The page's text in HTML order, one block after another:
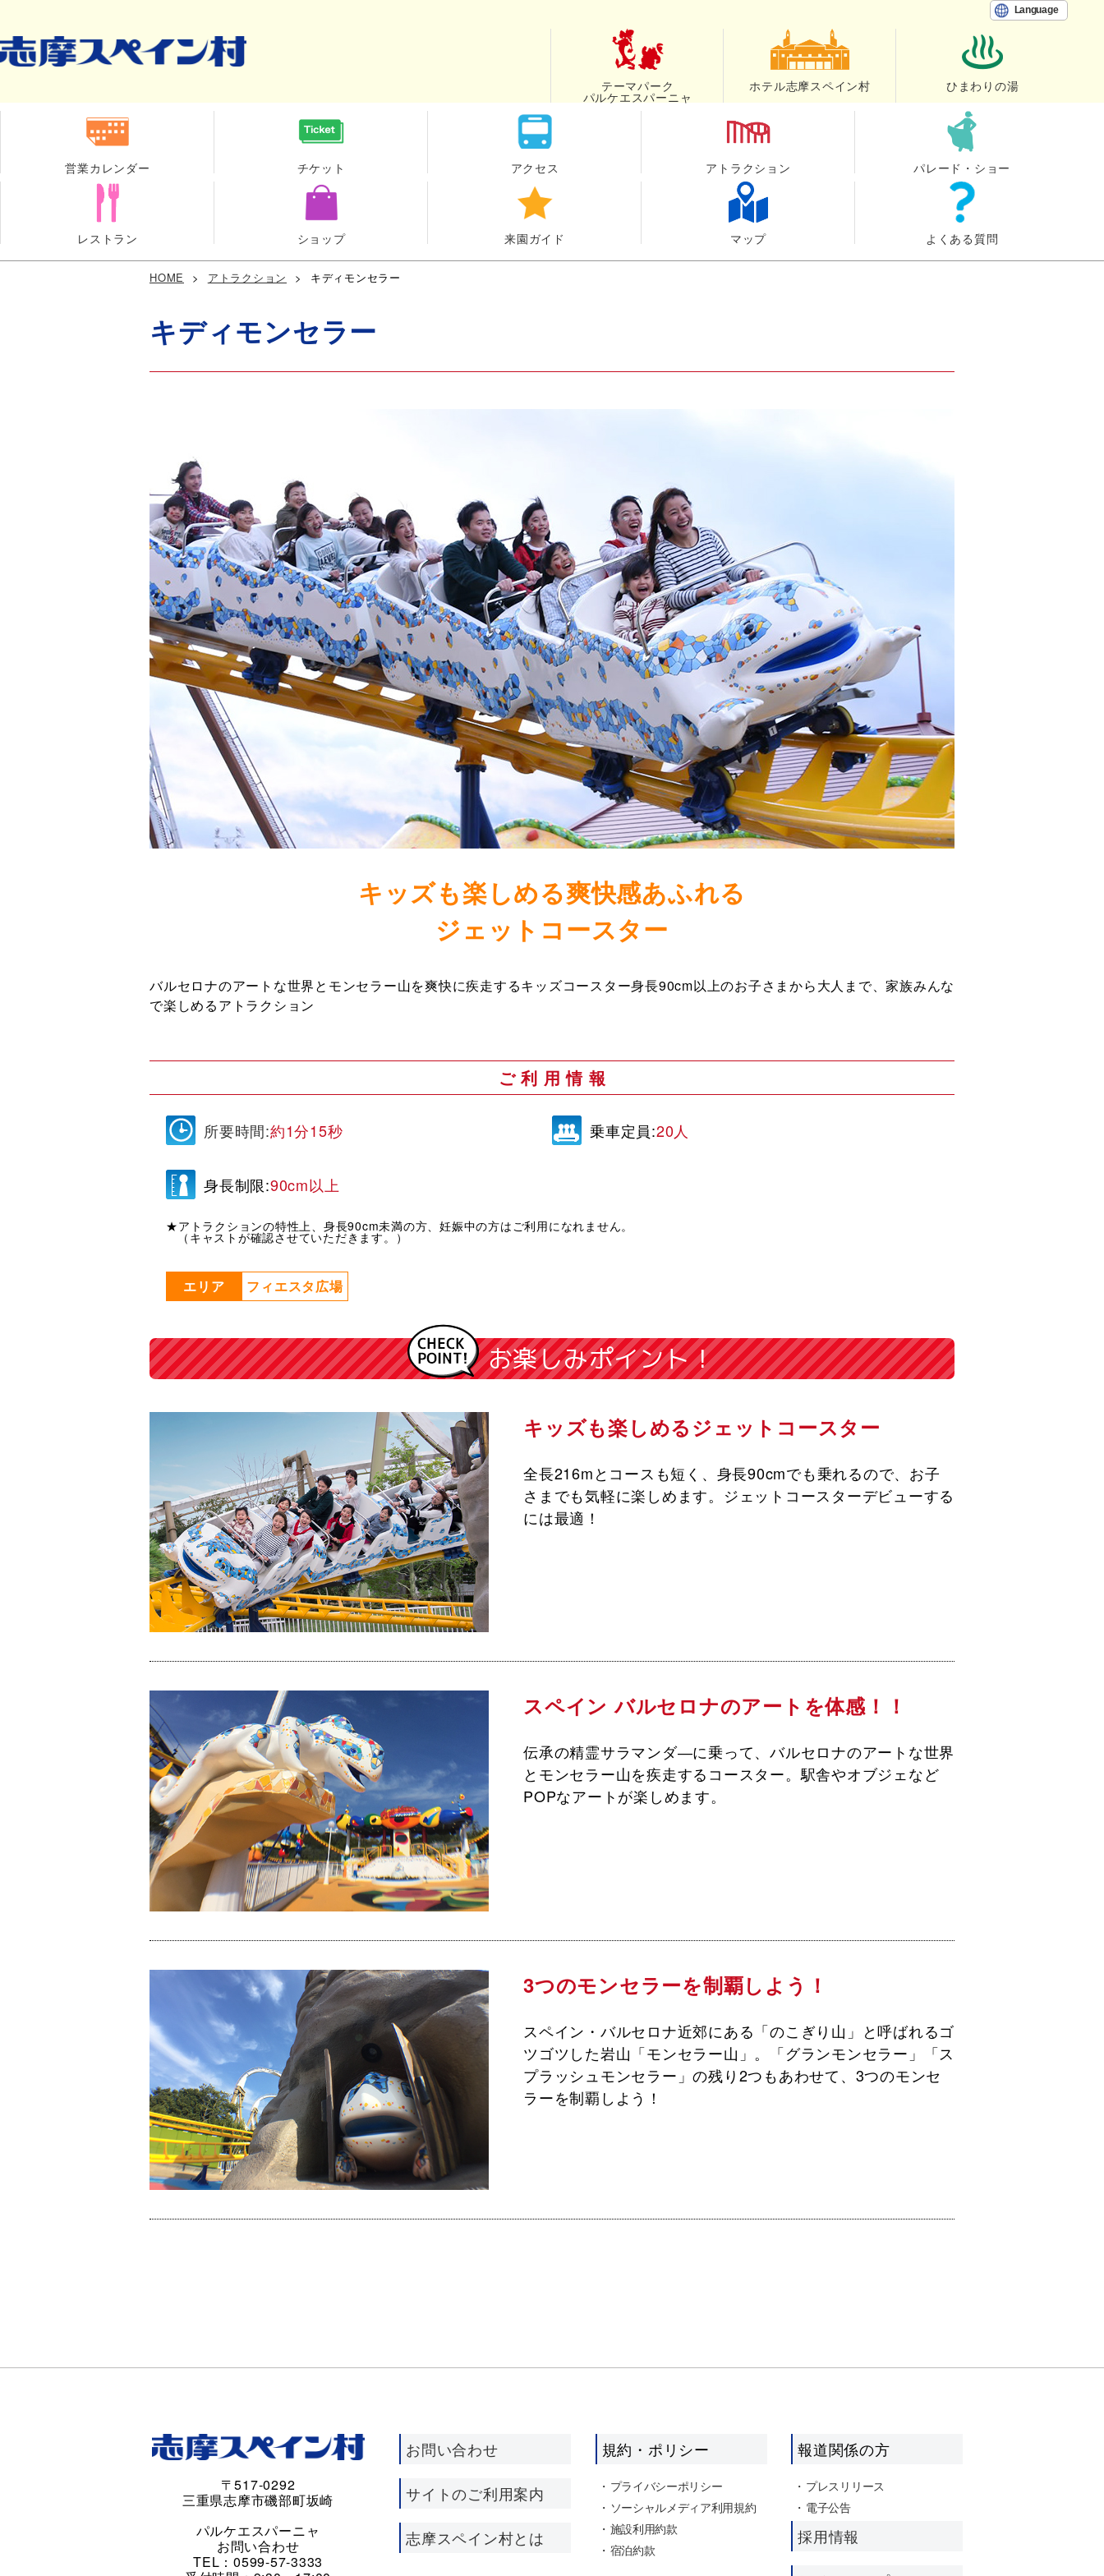
Language
テーマパーク
パルケエスパーニャ
ホテル志摩スペイン村 ひまわりの湯
営業カレンダー チケット アクセス アトラクション パレード・ショー
レストラン ショップ 来園ガイド マップ よくある質問
HOME > アトラクション > キディモンセラー
キディモンセラー
キッズも楽しめる爽快感あふれる
ジェットコースター
バルセロナのアートな世界とモンセラー山を爽快に疾走するキッズコースター身長90cm以上のお子さまから大人まで、家族みんな
で楽しめるアトラクション
ご 利 用 情 報
所要時間:約1分15秒 乗車定員:20人
身長制限:90cm以上
★アトラクションの特性上、身長90cm未満の方、妊娠中の方はご利用になれません。
（キャストが確認させていただきます。）
エリア フィエスタ広場
お楽しみポイント！
キッズも楽しめるジェットコースター
全長216mとコースも短く、身長90cmでも乗れるので、お子
さまでも気軽に楽しめます。ジェットコースターデビューする
には最適！
スペイン バルセロナのアートを体感！！
伝承の精霊サラマンダ―に乗って、バルセロナのアートな世界
とモンセラー山を疾走するコースター。駅舎やオブジェなど
POPなアートが楽しめます。
3つのモンセラーを制覇しよう！
スペイン・バルセロナ近郊にある「のこぎり山」と呼ばれるゴ
ツゴツした岩山「モンセラー山」。「グランモンセラー」「ス
プラッシュモンセラー」の残り2つもあわせて、3つのモンセ
ラーを制覇しよう！
〒517-0292
三重県志摩市磯部町坂崎
パルケエスパーニャ
お問い合わせ
TEL：0599-57-3333
お問い合わせ
サイトのご利用案内
志摩スペイン村とは
規約・ポリシー
プライバシーポリシー
ソーシャルメディア利用規約
施設利用約款
宿泊約款
報道関係の方
プレスリリース
電子公告
採用情報